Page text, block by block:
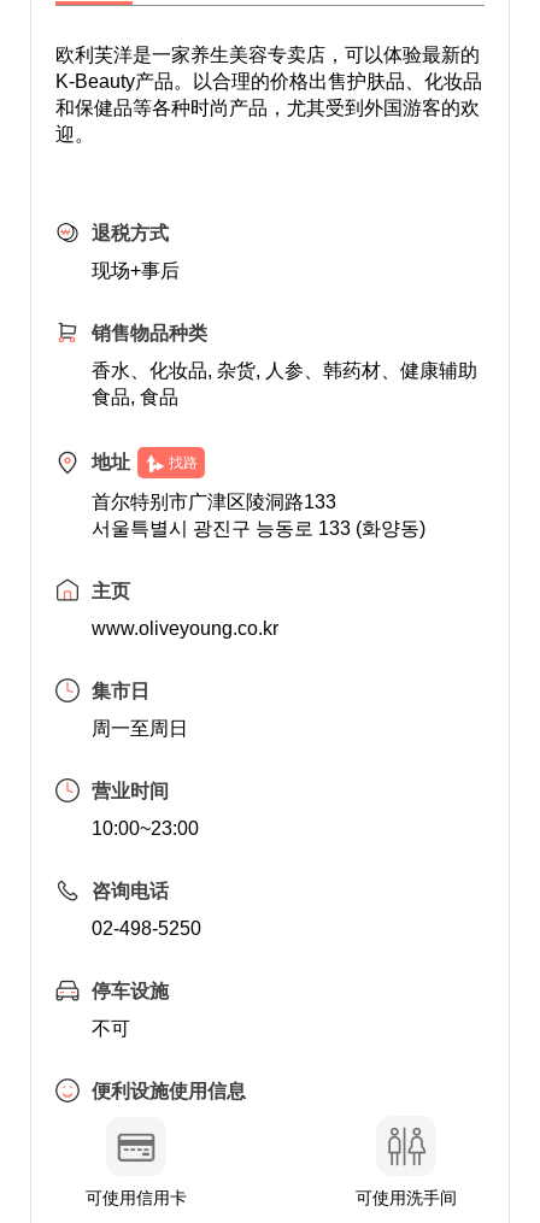
欧利芙洋是一家养生美容专卖店，可以体验最新的
K-Beauty产品。以合理的价格出售护肤品、化妆品
和保健品等各种时尚产品，尤其受到外国游客的欢
迎。
退税方式
现场+事后
销售物品种类
香水、化妆品, 杂货, 人参、韩药材、健康辅助
食品, 食品
地址 找路
首尔特别市广津区陵洞路133
서울특별시 광진구 능동로 133 (화양동)
主页
www.oliveyoung.co.kr
集市日
周一至周日
营业时间
10:00~23:00
咨询电话
02-498-5250
停车设施
不可
便利设施使用信息
可使用信用卡 可使用洗手间